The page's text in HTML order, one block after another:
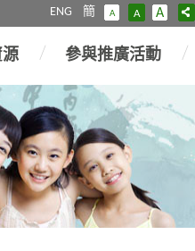
ENG 簡 A A A
參與推廣活動